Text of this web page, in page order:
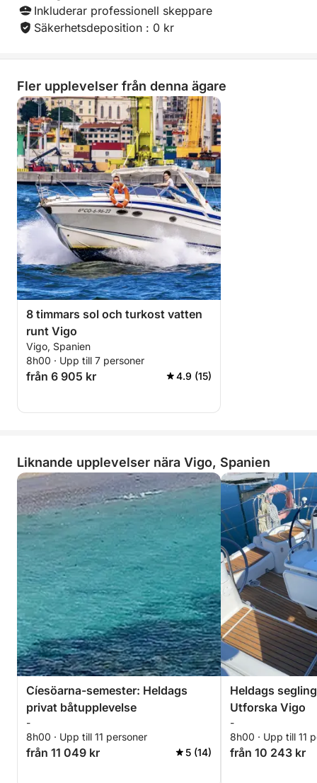
Inkluderar professionell skeppare
Säkerhetsdeposition : 0 kr
Fler upplevelser från denna ägare
8 timmars sol och turkost vatten
runt Vigo
Vigo, Spanien
8h00 · Upp till 7 personer
från 6 905 kr 4.9 (15)
Liknande upplevelser nära Vigo, Spanien
Cíesöarna-semester: Heldags
privat båtupplevelse
-
8h00 · Upp till 11 personer
från 11 049 kr 5 (14)
Heldags
Utforska Vigo
-
8h00 · Upp till 11
från 10 243 kr